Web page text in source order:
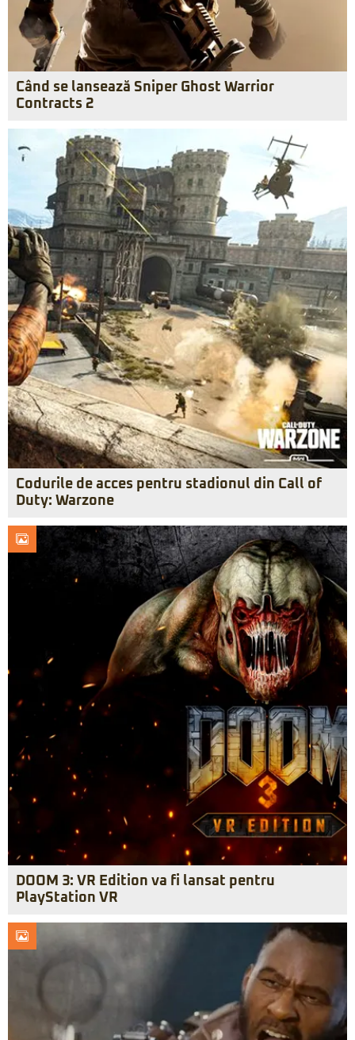
Când se lansează Sniper Ghost Warrior
Contracts 2
Codurile de acces pentru stadionul din Call of
Duty: Warzone
DOOM 3: VR Edition va fi lansat pentru
PlayStation VR